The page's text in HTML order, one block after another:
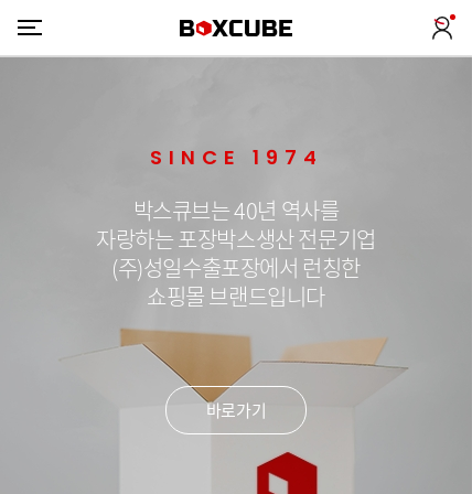
SINCE 1974
박스큐브는 40년 역사를
자랑하는 포장박스생산 전문기업
(주)성일수출포장에서 런칭한
쇼핑몰 브랜드입니다
바로가기